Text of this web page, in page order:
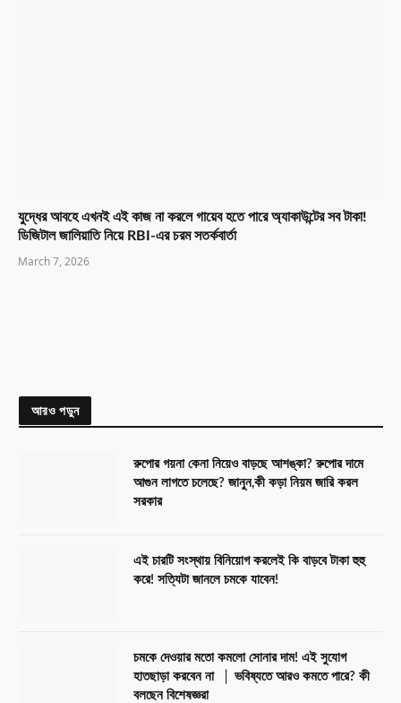
যুদ্ধের আবহে এখনই এই কাজ না করলে গায়েব হতে পারে অ্যাকাউন্টের সব টাকা!
ডিজিটাল জালিয়াতি নিয়ে RBI-এর চরম সতর্কবার্তা
March 7, 2026
আরও পড়ুন
রুপোর গয়না কেনা নিয়েও বাড়ছে আশঙ্কা? রুপোর দামে
আগুন লাগতে চলেছে? জানুন,কী কড়া নিয়ম জারি করল
সরকার
এই চারটি সংস্থায় বিনিয়োগ করলেই কি বাড়বে টাকা হুহু
করে! সত্যিটা জানলে চমকে যাবেন!
চমকে দেওয়ার মতো কমলো সোনার দাম! এই সুযোগ
হাতছাড়া করবেন না │ ভবিষ্যতে আরও কমতে পারে? কী
বলছেন বিশেষজ্ঞরা